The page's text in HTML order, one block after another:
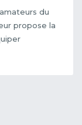
du
propose la